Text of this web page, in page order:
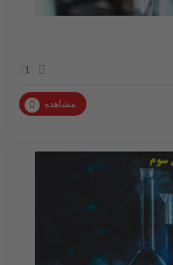
1
مشاهده